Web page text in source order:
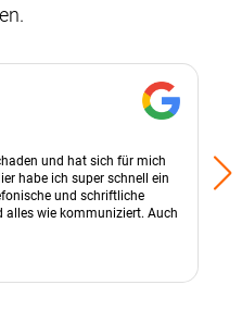
und hat sich für mich
habe ich super schnell ein
und schriftliche
wie kommuniziert. Auch